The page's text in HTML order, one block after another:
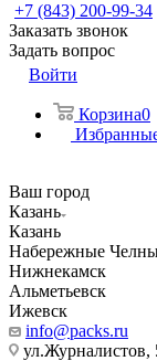
+7 (843) 200-99-34
Заказать звонок
Задать вопрос
Войти
Корзина0
Ваш город
Казань
Казань
Набережные
Нижнекамск
Альметьевск
Ижевск
info@packs.ru
ул.Журналистов,